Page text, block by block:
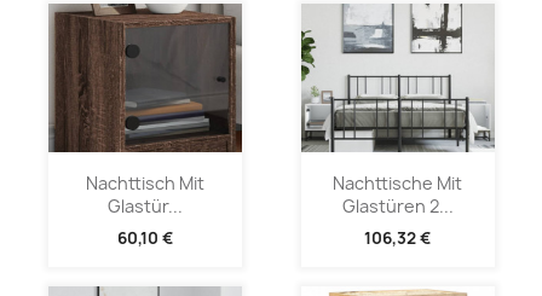
Nachttisch Mit
Glastür...
60,10 €
Nachttische Mit
Glastüren 2...
106,32 €